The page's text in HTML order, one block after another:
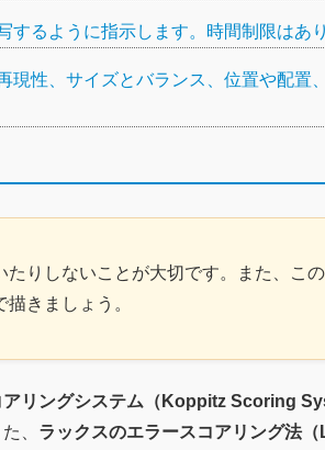
るように指示します。時間制限はあ
性、サイズとバランス、位置や配
りしないことが大切です。また、こ
きましょう。
リングシステム（Koppitz Scoring
、 ラックスのエラースコアリング法